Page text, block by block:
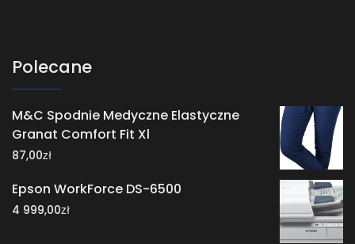
Polecane
M&C Spodnie Medyczne Elastyczne
Granat Comfort Fit Xl
87,00zł
Epson WorkForce DS-6500
4 999,00zł